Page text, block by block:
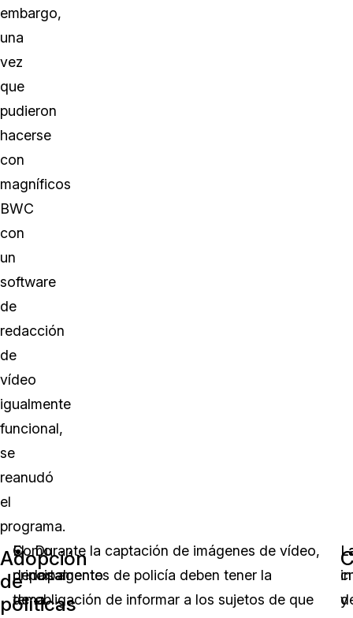
embargo,
una
vez
que
pudieron
hacerse
con
magníficos
BWC
con
un
software
de
redacción
de
vídeo
igualmente
funcional,
se
reanudó
el
programa.
Adopción
de
políticas
Como
principal
tema
El
departamento
de
Durante la captación de imágenes de vídeo,
los agentes de policía deben tener la
obligación de informar a los sujetos de que
y